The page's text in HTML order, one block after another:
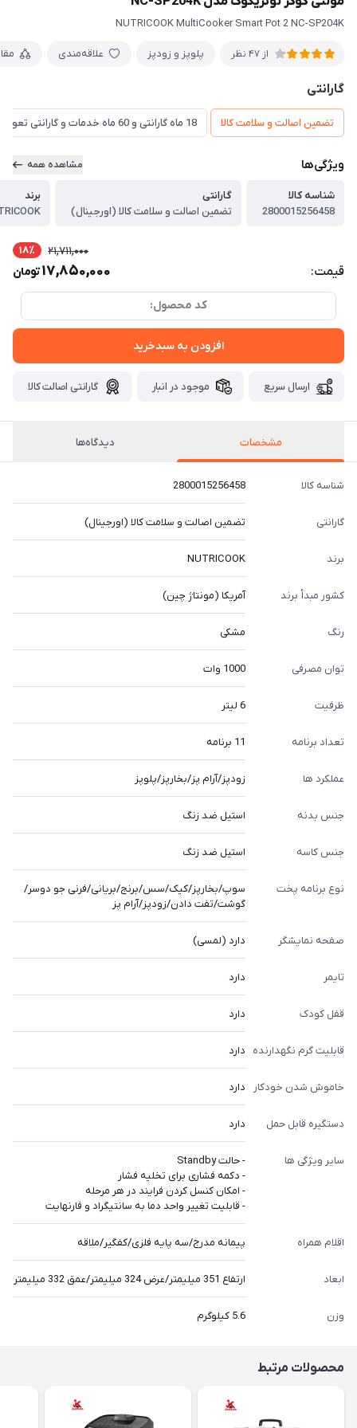
NUTRICOOK MultiCooker Smart Pot 2 NC-SP204K
از 47 نظر پلوپز و زودپز علاقه‌مندی
گارانتی
تضمین اصالت و سلامت کالا 18 ماه گارانتی و 60 ماه خدمات و گارانتی تعویض
ویژگی‌ها مشاهده همه
شناسه کالا
2800015256458
گارانتی
تضمین اصالت و سلامت کالا (اورجینال)
برند
قیمت:
21,711,000 18٪
17,850,000تومان
کد محصول:
افزودن به سبدخرید
ارسال سریع موجود در انبار گارانتی اصالت کالا
مشخصات دیدگاه‌ها
شناسه کالا 2800015256458
گارانتی تضمین اصالت و سلامت کالا (اورجینال)
برند NUTRICOOK
کشور مبدأ برند آمریکا (مونتاژ چین)
رنگ مشکی
توان مصرفی 1000 وات
ظرفیت 6 لیتر
تعداد برنامه 11 برنامه
عملکرد ها زودپز/آرام پز/بخارپز/پلوپز
جنس بدنه استیل ضد زنگ
جنس کاسه استیل ضد زنگ
نوع برنامه پخت
سوپ/بخارپز/کیک/سس/برنج/بریانی/فرنی جو دوسر/
گوشت/تفت دادن/زودپز/آرام پز
صفحه نمایشگر دارد (لمسی)
تایمر دارد
قفل کودک دارد
قابلیت گرم نگهدارنده دارد
خاموش شدن خودکار دارد
دستگیره قابل حمل دارد
سایر ویژگی ها
- حالت Standby
- دکمه فشاری برای تخلیه فشار
- امکان کنسل کردن فرایند در هر مرحله
- قابلیت تغییر واحد دما به سانتیگراد و فارنهایت
اقلام همراه پیمانه مدرج/سه پایه فلزی/کفگیر/ملاقه
ابعاد ارتفاع 351 میلیمتر/عرض 324 میلیمتر/عمق 332 میلیمتر
وزن 5.6 کیلوگرم
محصولات مرتبط